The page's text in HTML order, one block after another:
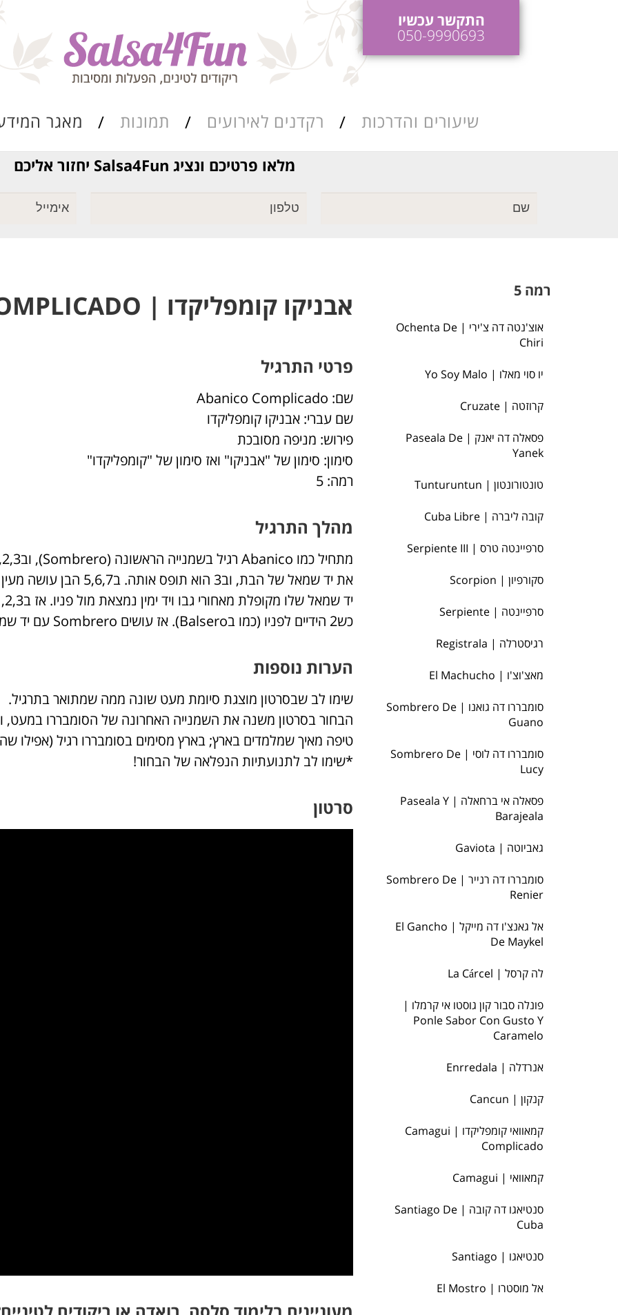
התקשר עכשיו
050-9990693
שיעורים והדרכות רקדנים לאירועים תמונות מאגר
ריקוד שורות
מערכי השיעור
מלאו פרטיכם ונציג Salsa4Fun יחזור אליכם
רמה 5
אוצ'נטה דה צ'ירי | Ochenta De
Chiri
יו סוי מאלו | Yo Soy Malo
קרוזטה | Cruzate
פסאלה דה יאנק | Paseala De
Yanek
טונטורונטון | Tunturuntun
קובה ליברה | Cuba Libre
סרפיינטה טרס | Serpiente III
סקורפיון | Scorpion
סרפיינטה | Serpiente
רגיסטרלה | Registrala
מאצ'וצ'ו | El Machucho
סומבררו דה גואנו | Sombrero De
Guano
סומבררו דה לוסי | Sombrero De
Lucy
פסאלה אי ברחאלה | Paseala Y
Barajeala
גאביוטה | Gaviota
סומבררו דה רנייר | Sombrero De
Renier
אל גאנצ'ו דה מייקל | El Gancho
De Maykel
לה קרסל | La Cárcel
פונלה סבור קון גוסטו אי קרמלו |
Ponle Sabor Con Gusto Y
Caramelo
אנרדלה | Enrredala
קנקון | Cancun
קמאוואי קומפליקדו | Camagui
Complicado
קמאוואי | Camagui
סנטיאגו דה קובה | Santiago De
Cuba
סנטיאגו | Santiago
אל מוסטרו | El Mostro
אבניקו קומפליקדו | ABANICO COMPLICADO
פרטי התרגיל
שם: Abanico Complicado
שם עברי: אבניקו קומפליקדו
פירוש: מניפה מסובכת
סימון: סימון של "אבניקו" ואז סימון של "קומפליקדו"
רמה: 5
מהלך התרגיל
כש2 הידיים לפניו (כמו בBalsero). אז עושים Sombrero עם יד שמאל נשארת למטה, ולסיום DQN.
הערות נוספות
שימו לב שבסרטון מוצגת סיומת מעט שונה ממה שמתואר בתרגיל.
הבחור בסרטון משנה את השמנייה האחרונה של הסומבררו במעט,
טיפה מאיך שמלמדים בארץ; בארץ מסימים בסומבררו רגיל (אפילו
*שימו לב לתנועתיות הנפלאה של הבחור!
סרטון